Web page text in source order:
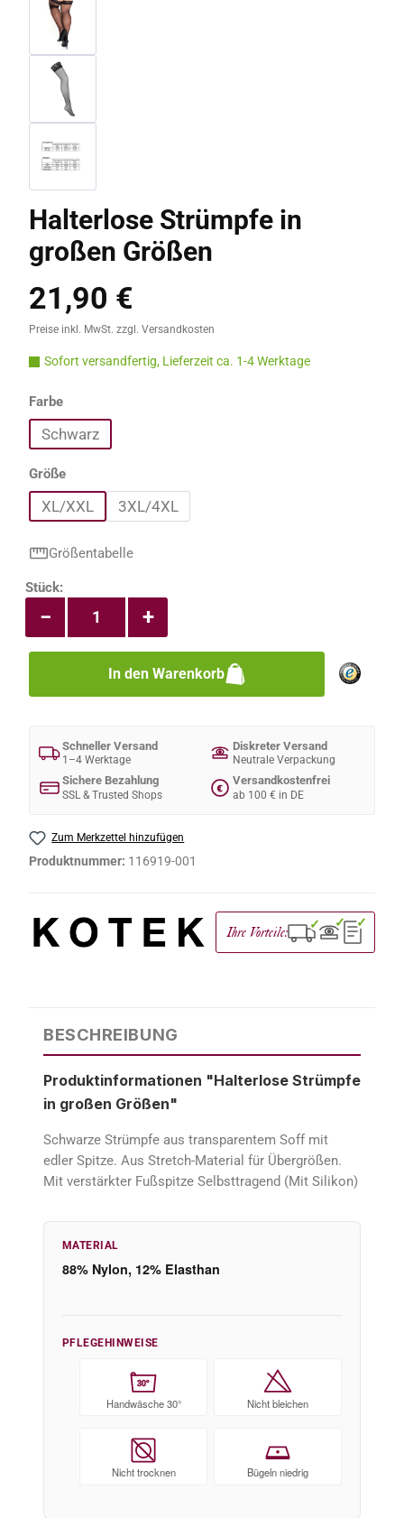
Halterlose Strümpfe in
großen Größen
Regulärer Preis:
21,90 €
Preise inkl. MwSt. zzgl. Versandkosten
Sofort versandfertig, Lieferzeit ca. 1-4 Werktage
Farbeauswählen
Schwarz
Größeauswählen
XL/XXL 3XL/4XL
Größentabelle
Produkt Anzahl: Gib den gewünschten
Stück:
+
−
In den Warenkorb
Schneller Versand
1–4 Werktage
Diskreter Versand
Neutrale Verpackung
Sichere Bezahlung
SSL & Trusted Shops
€
Versandkostenfrei
ab 100 € in DE
Zum Merkzettel hinzufügen
Produktnummer: 116919-001
Ihre Vorteile: ✓ ✓ ✓
BESCHREIBUNG
Produktinformationen "Halterlose Strümpfe
in großen Größen"
Schwarze Strümpfe aus transparentem Soff mit
edler Spitze. Aus Stretch-Material für Übergrößen.
Mit verstärkter Fußspitze Selbsttragend (Mit Silikon)
MATERIAL
88% Nylon, 12% Elasthan
PFLEGEHINWEISE
30°
Handwäsche 30° Nicht bleichen
Nicht trocknen Bügeln niedrig